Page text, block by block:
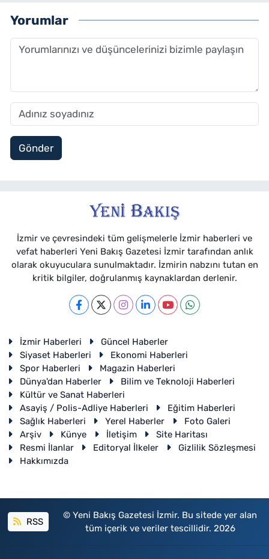
Yorumlar
Gönder
İzmir ve çevresindeki tüm gelişmelerle İzmir haberleri ve
vefat haberleri Yeni Bakış Gazetesi İzmir tarafından anlık
olarak okuyuculara sunulmaktadır. İzmirin nabzını tutan en
kritik bilgiler, doğrulanmış kaynaklardan derlenir.
İzmir Haberleri
Güncel Haberler
Siyaset Haberleri
Ekonomi Haberleri
Spor Haberleri
Magazin Haberleri
Dünya'dan Haberler
Bilim ve Teknoloji Haberleri
Kültür ve Sanat Haberleri
Asayiş / Polis-Adliye Haberleri
Eğitim Haberleri
Sağlık Haberleri
Yerel Haberler
Foto Galeri
Arşiv
Künye İletişim
Site Haritası
Resmi İlanlar
Editoryal İlkeler
Gizlilik Sözleşmesi
Hakkımızda
RSS
© Yeni Bakış Gazetesi İzmir. Bu sitede yer alan
tüm içerik ve veriler tescillidir. 2026